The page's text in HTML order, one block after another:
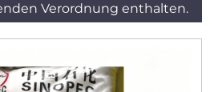
Verordnung enthalten.